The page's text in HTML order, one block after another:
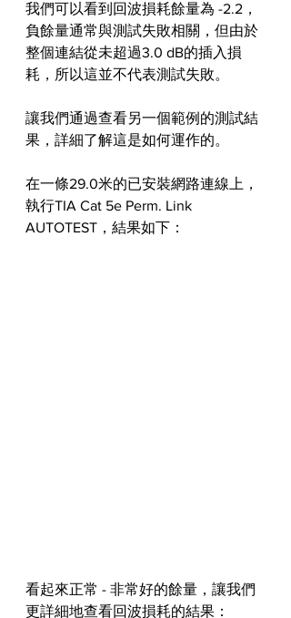
我們可以看到回波損耗餘量為 -2.2，
負餘量通常與測試失敗相關，但由於
整個連結從未超過3.0 dB的插入損
耗，所以這並不代表測試失敗。
讓我們通過查看另一個範例的測試結
果，詳細了解這是如何運作的。
在一條29.0米的已安裝網路連線上，
執行TIA Cat 5e Perm. Link
AUTOTEST，結果如下：
看起來正常 - 非常好的餘量，讓我們
更詳細地查看回波損耗的結果：